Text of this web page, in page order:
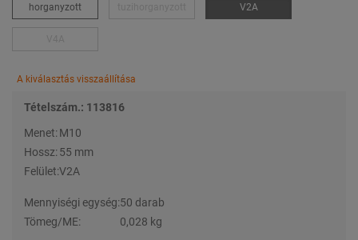
horganyzott V2A
A kiválasztás visszaállítása
Tételszám.: 113816
Menet: M10
Hossz: 55 mm
Felület:V2A
Mennyiségi egység:50 darab
Tömeg/ME:
0,028 kg